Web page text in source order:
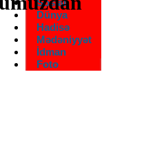
Sosial
Dünya
Hadisə
Mədəniyyət
İdman
Foto